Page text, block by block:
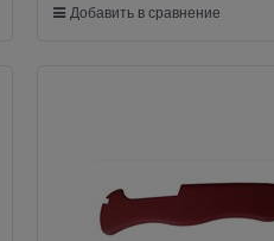
Добавить в сравнение